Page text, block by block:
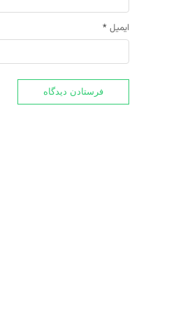
ایمیل *